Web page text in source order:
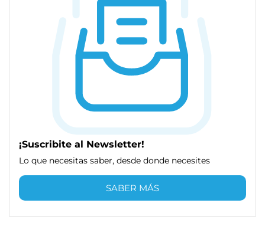
¡Suscribite al Newsletter!
Lo que necesitas saber, desde donde necesites
SABER MÁS